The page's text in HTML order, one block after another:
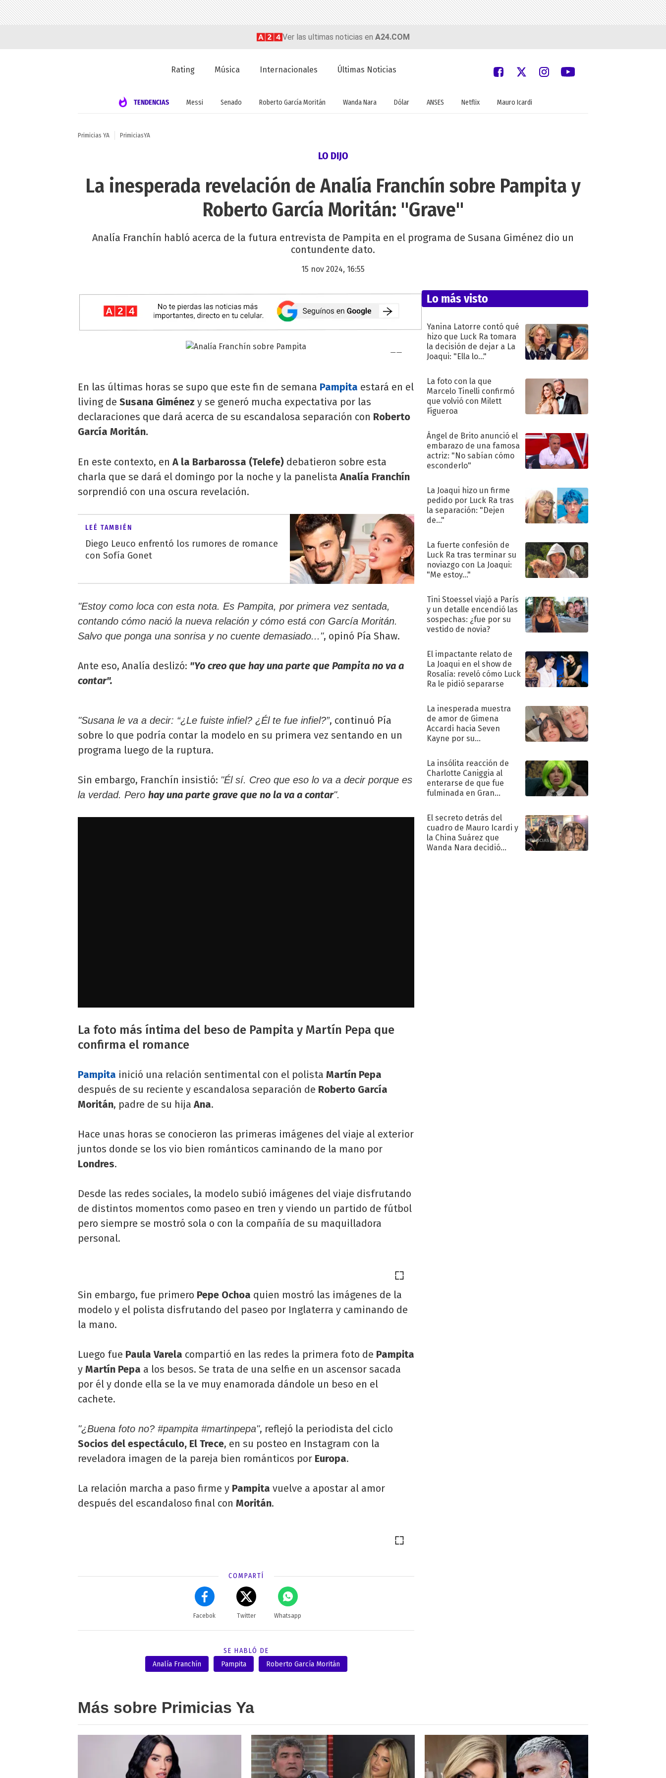
Ver las ultimas noticias en A24.COM
Rating Música Internacionales Últimas Noticias
TENDENCIAS Messi Senado Roberto García Moritán Wanda Nara Dólar ANSES Netflix Mauro Icardi
Primicias YA PrimiciasYA
LO DIJO
La inesperada revelación de Analía Franchín sobre Pampita y
Roberto García Moritán: "Grave"
Analía Franchín habló acerca de la futura entrevista de Pampita en el programa de Susana Giménez dio un
contundente dato.
15 nov 2024, 16:55
En las últimas horas se supo que este fin de semana Pampita estará en el
living de Susana Giménez y se generó mucha expectativa por las
declaraciones que dará acerca de su escandalosa separación con Roberto
García Moritán.
En este contexto, enA la Barbarossa (Telefe) debatieron sobre esta
charla que se dará el domingo por la noche y la panelistaAnalía Franchín
sorprendió con una oscura revelación.
LEÉ TAMBIÉN
Diego Leuco enfrentó los rumores de romance
con Sofía Gonet
"Estoy como loca con esta nota. Es Pampita, por primera vez sentada,
contando cómo nació la nueva relación y cómo está con García Moritán.
Salvo que ponga una sonrisa y no cuente demasiado...", opinó Pía Shaw.
Ante eso, Analía deslizó: "Yo creo que hay una parte que Pampita no va a
contar".
"Susana le va a decir: “¿Le fuiste infiel? ¿Él te fue infiel?”, continuó Pía
sobre lo que podría contar la modelo en su primera vez sentando en un
programa luego de la ruptura.
Sin embargo, Franchín insistió: "Él sí. Creo que eso lo va a decir porque es
la verdad. Pero hay una parte grave que no la va a contar".
La foto más íntima del beso de Pampita y Martín Pepa que
confirma el romance
Pampita inició una relación sentimental con el polista Martín Pepa
después de su reciente y escandalosa separación de Roberto García
Moritán, padre de su hijaAna.
Hace unas horas se conocieron las primeras imágenes del viaje al exterior
juntos donde se los vio bien románticos caminando de la mano por
Londres.
Desde las redes sociales, la modelo subió imágenes del viaje disfrutando
de distintos momentos como paseo en tren y viendo un partido de fútbol
pero siempre se mostró sola o con la compañía de su maquilladora
personal.
Sin embargo, fue primero Pepe Ochoa quien mostró las imágenes de la
modelo y el polista disfrutando del paseo por Inglaterra y caminando de
la mano.
Luego fue Paula Varela compartió en las redes la primera foto de Pampita
y Martín Pepa a los besos. Se trata de una selfie en un ascensor sacada
por él y donde ella se la ve muy enamorada dándole un beso en el
cachete.
"¿Buena foto no? #pampita #martinpepa", reflejó la periodista del ciclo
Socios del espectáculo, El Trece, en su posteo en Instagram con la
reveladora imagen de la pareja bien románticos por Europa.
La relación marcha a paso firme y Pampita vuelve a apostar al amor
después del escandaloso final con Moritán.
COMPARTÍ
Facebok Twitter Whatsapp
SE HABLÓ DE
Analía Franchín
Pampita Roberto García Moritán
Lo más visto
Yanina Latorre contó qué
hizo que Luck Ra tomara
la decisión de dejar a La
Joaqui: "Ella lo..."
La foto con la que
Marcelo Tinelli confirmó
que volvió con Milett
Figueroa
Ángel de Brito anunció el
embarazo de una famosa
actriz: "No sabían cómo
esconderlo"
La Joaqui hizo un firme
pedido por Luck Ra tras
la separación: "Dejen
de..."
La fuerte confesión de
Luck Ra tras terminar su
noviazgo con La Joaqui:
"Me estoy..."
Tini Stoessel viajó a París
y un detalle encendió las
sospechas: ¿fue por su
vestido de novia?
El impactante relato de
La Joaqui en el show de
Rosalía: reveló cómo Luck
Ra le pidió separarse
La inesperada muestra
de amor de Gimena
Accardi hacia Seven
Kayne por su
La insólita reacción de
Charlotte Caniggia al
enterarse de que fue
fulminada en Gran
El secreto detrás del
cuadro de Mauro Icardi y
la China Suárez que
Wanda Nara decidió
Más sobre Primicias Ya